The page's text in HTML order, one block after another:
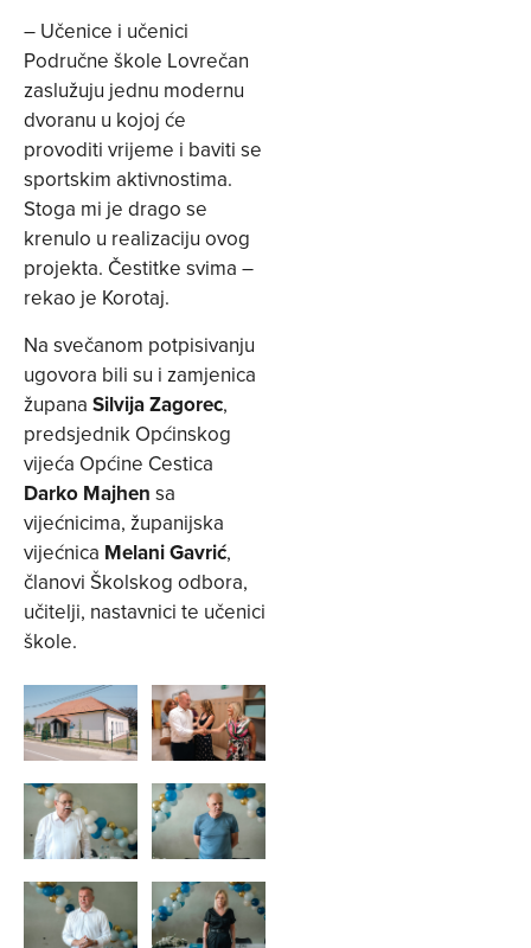
– Učenice i učenici
Područne škole Lovrečan
zaslužuju jednu modernu
dvoranu u kojoj će
provoditi vrijeme i baviti se
sportskim aktivnostima.
Stoga mi je drago se
krenulo u realizaciju ovog
projekta. Čestitke svima –
rekao je Korotaj.
Na svečanom potpisivanju
ugovora bili su i zamjenica
župana Silvija Zagorec,
predsjednik Općinskog
vijeća Općine Cestica
Darko Majhen sa
vijećnicima, županijska
vijećnica Melani Gavrić,
članovi Školskog odbora,
učitelji, nastavnici te učenici
škole.